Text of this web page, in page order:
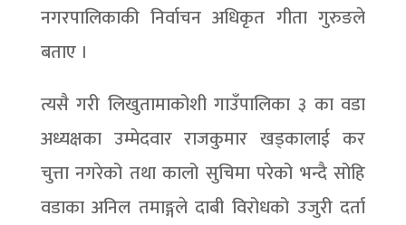
नगरपालिकाकी निर्वाचन अधिकृत गीता गुरुङले
बताए ।
त्यसै गरी लिखुतामाकोशी गाउँपालिका ३ का वडा
अध्यक्षका उम्मेदवार राजकुमार खड्कालाई कर
चुत्ता नगरेको तथा कालो सुचिमा परेको भन्दै सोहि
वडाका अनिल तमाङ्गले दाबी विरोधको उजुरी दर्ता